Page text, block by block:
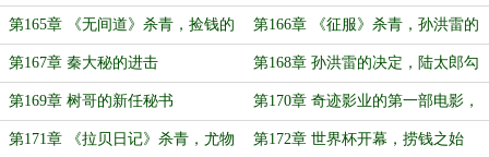
再聚首
第165章 《无间道》杀青，捡钱的
机会！
第166章 《征服》杀青，孙洪雷的
心思
第167章 秦大秘的进击 第168章 孙洪雷的决定，陆太郎勾
搭上了华谊
第169章 树哥的新任秘书 第170章 奇迹影业的第一部电影，
《无间道》的审核
第171章 《拉贝日记》杀青，尤物 第172章 世界杯开幕，捞钱之始